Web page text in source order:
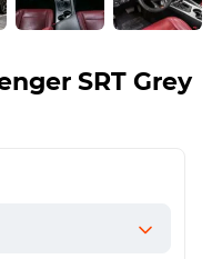
SRT Grey